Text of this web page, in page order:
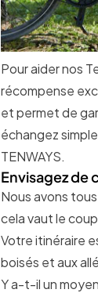
Pour aider nos
récompense
et permet de
échangez
TENWAYS.
Envisagez de
Nous avons
cela vaut le
Votre itinéraire
boisés et aux
Y a-t-il un